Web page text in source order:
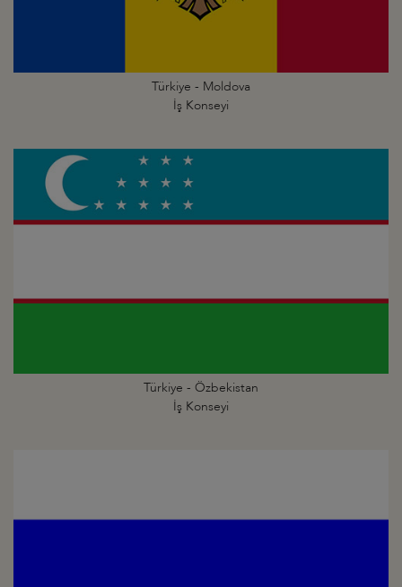
Türkiye - Moldova
İş Konseyi
Türkiye - Özbekistan
İş Konseyi